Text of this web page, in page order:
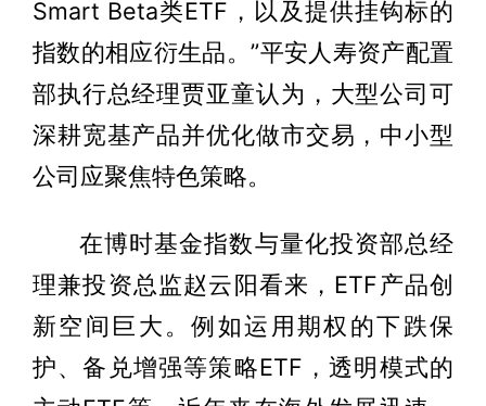
Smart Beta类ETF，以及提供挂钩标的
指数的相应衍生品。”平安人寿资产配置
部执行总经理贾亚童认为，大型公司可
深耕宽基产品并优化做市交易，中小型
公司应聚焦特色策略。
在博时基金指数与量化投资部总经
理兼投资总监赵云阳看来，ETF产品创
新空间巨大。例如运用期权的下跌保
护、备兑增强等策略ETF，透明模式的